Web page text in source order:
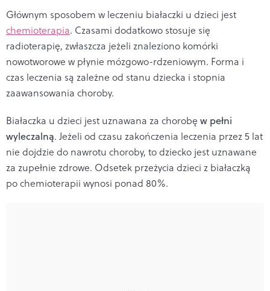
Głównym sposobem w leczeniu białaczki u dzieci jest
chemioterapia. Czasami dodatkowo stosuje się
radioterapię, zwłaszcza jeżeli znaleziono komórki
nowotworowe w płynie mózgowo-rdzeniowym. Forma i
czas leczenia są zależne od stanu dziecka i stopnia
zaawansowania choroby.
Białaczka u dzieci jest uznawana za chorobę w pełni
wyleczalną. Jeżeli od czasu zakończenia leczenia przez 5 lat
nie dojdzie do nawrotu choroby, to dziecko jest uznawane
za zupełnie zdrowe. Odsetek przeżycia dzieci z białaczką
po chemioterapii wynosi ponad 80%.